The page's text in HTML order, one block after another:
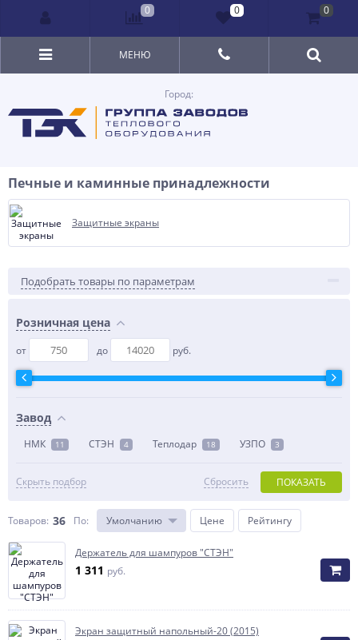
Город:
МЕНЮ
Печные и каминные принадлежности
Защитные экраны
Подобрать товары по параметрам
Розничная цена
от до руб.
Завод
НМК 11 СТЭН 4 Теплодар 18 УЗПО 3
Скрыть подбор ПОКАЗАТЬ
Сбросить
Товаров: 36 По: Умолчанию Цене Рейтингу
Держатель для шампуров "СТЭН"
1 311 руб.
Экран защитный напольный-20 (2015)
0 0 0